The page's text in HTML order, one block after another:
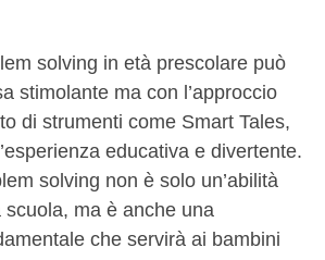
solving in età prescolare può
stimolante ma con l’approccio
di strumenti come Smart Tales,
educativa e divertente.
solving non è solo un’abilità
ma è anche una
che servirà ai bambini